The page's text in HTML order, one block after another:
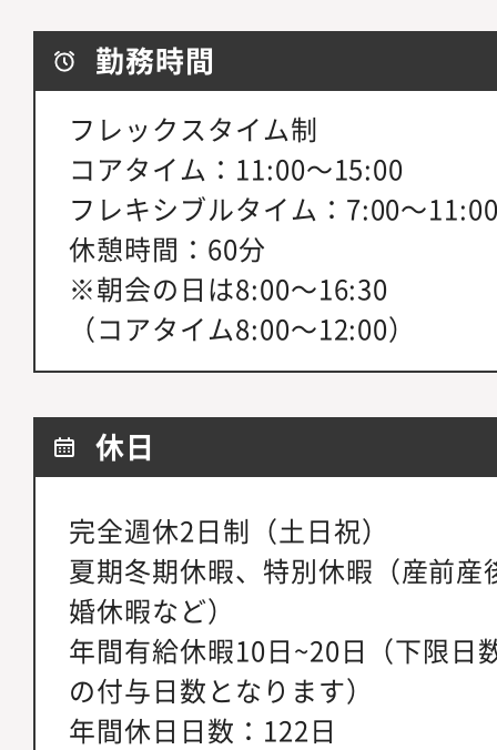
勤務時間
フレックスタイム制
コアタイム：11:00～15:00
フレキシブルタイム：7:00～
休憩時間：60分
※朝会の日は8:00～16:30
（コアタイム8:00～12:00）
休日
完全週休2日制（土日祝）
夏期冬期休暇、特別休暇（産前
婚休暇など）
年間有給休暇10日~20日（下限日
の付与日数となります）
年間休日日数：122日